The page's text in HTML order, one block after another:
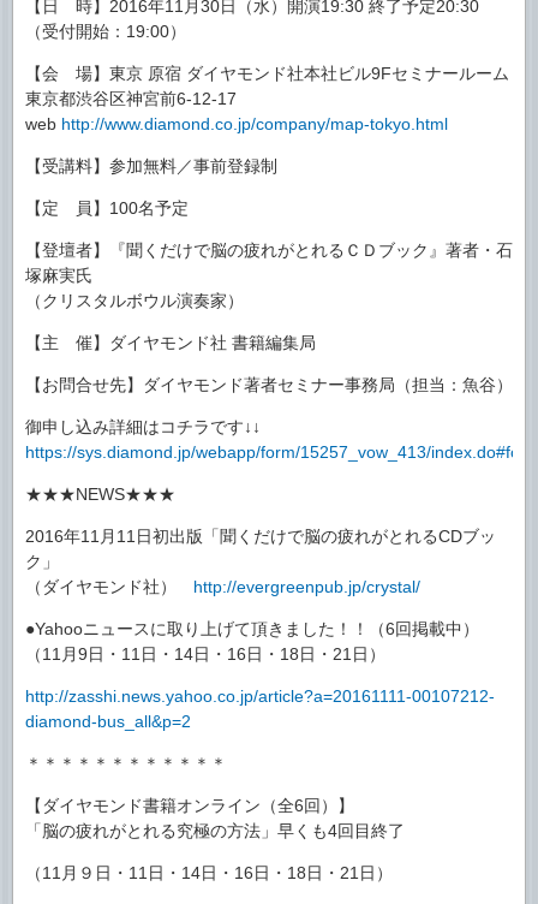
【日 時】2016年11月30日（水）開演19:30 終了予定20:30
（受付開始：19:00）
【会 場】東京 原宿 ダイヤモンド社本社ビル9Fセミナールーム
東京都渋谷区神宮前6-12-17
web http://www.diamond.co.jp/company/map-tokyo.html
【受講料】参加無料／事前登録制
【定 員】100名予定
【登壇者】『聞くだけで脳の疲れがとれるＣＤブック』著者・石
塚麻実氏
（クリスタルボウル演奏家）
【主 催】ダイヤモンド社 書籍編集局
【お問合せ先】ダイヤモンド著者セミナー事務局（担当：魚谷）
御申し込み詳細はコチラです↓↓
https://sys.diamond.jp/webapp/form/15257_vow_413/
★★★NEWS★★★
2016年11月11日初出版「聞くだけで脳の疲れがとれるCDブッ
ク」
（ダイヤモンド社） http://evergreenpub.jp/crystal/
●Yahooニュースに取り上げて頂きました！！（6回掲載中）
（11月9日・11日・14日・16日・18日・21日）
http://zasshi.news.yahoo.co.jp/article?a=20161111-00107212-
diamond-bus_all&p=2
＊＊＊＊＊＊＊＊＊＊＊＊
【ダイヤモンド書籍オンライン（全6回）】
「脳の疲れがとれる究極の方法」早くも4回目終了
（11月９日・11日・14日・16日・18日・21日）